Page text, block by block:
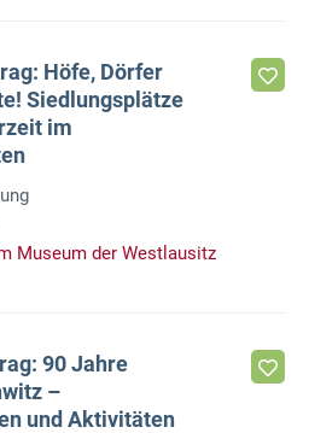
Höfe, Dörfer
Siedlungsplätze
im
Museum der Westlausitz
90 Jahre
–
und Aktivitäten